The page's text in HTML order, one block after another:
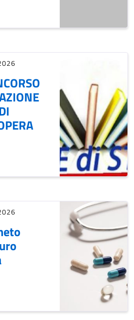
CONTROLLO A CAMPIONE AI SENSI
PER L'ASSEGNAZIONE DELLE
SUL FUTURO